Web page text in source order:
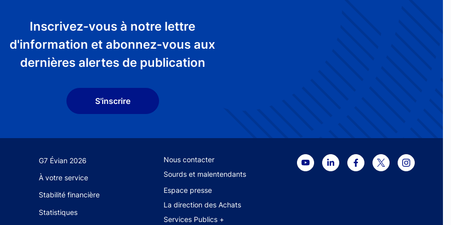
Inscrivez-vous à notre lettre
d'information et abonnez-vous aux
dernières alertes de publication
S'inscrire
G7 Évian 2026
À votre service
Stabilité financière
Statistiques
Footer secondary menu
Nous contacter
Sourds et malentendants
Espace presse
La direction des Achats
Services Publics +